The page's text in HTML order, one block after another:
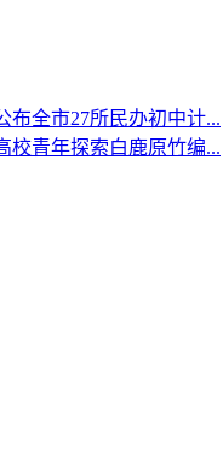
布全市27所民办初中计...
青年探索白鹿原竹编...